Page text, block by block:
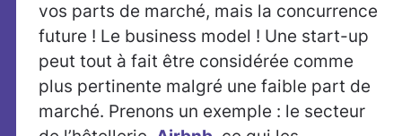
vos parts de marché, mais la concurrence
future ! Le business model ! Une start-up
peut tout à fait être considérée comme
plus pertinente malgré une faible part de
marché. Prenons un exemple : le secteur